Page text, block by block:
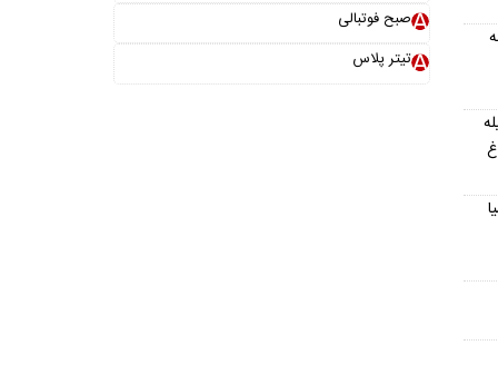
فیله
صبح فوتبالی
تیتر پلاس